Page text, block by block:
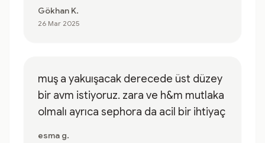
Gökhan K.
26 Mar 2025
muş a yakuışacak derecede üst düzey
bir avm istiyoruz. zara ve h&m mutlaka
olmalı ayrıca sephora da acil bir ihtiyaç
esma g.